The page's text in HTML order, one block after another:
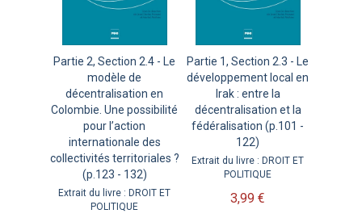
Partie 2, Section 2.4 - Le
modèle de
décentralisation en
Colombie. Une possibilité
pour l’action
internationale des
collectivités territoriales ?
(p.123 - 132)
Extrait du livre : DROIT ET
POLITIQUE
Partie 1, Section 2.3 - Le
développement local en
Irak : entre la
décentralisation et la
fédéralisation (p.101 -
122)
Extrait du livre : DROIT ET
POLITIQUE
3,99 €